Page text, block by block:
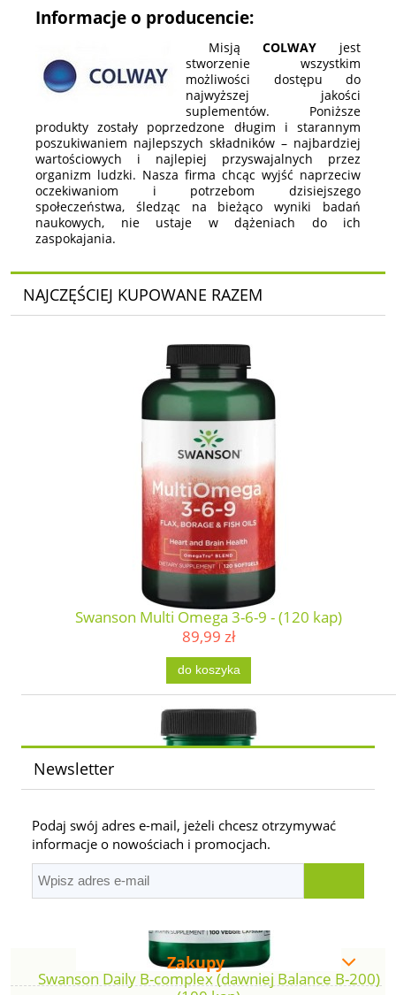
Informacje o producencie:
Misją COLWAY jest
stworzenie wszystkim
możliwości dostępu do
najwyższej jakości
suplementów. Poniższe
produkty zostały poprzedzone długim i starannym
poszukiwaniem najlepszych składników – najbardziej
wartościowych i najlepiej przyswajalnych przez
organizm ludzki. Nasza firma chcąc wyjść naprzeciw
oczekiwaniom i potrzebom dzisiejszego
społeczeństwa, śledząc na bieżąco wyniki badań
naukowych, nie ustaje w dążeniach do ich
zaspokajania.
NAJCZĘŚCIEJ KUPOWANE RAZEM
Swanson Multi Omega 3-6-9 - (120 kap)
89,99 zł
do koszyka
Swanson Daily B-complex (dawniej Balance B-200)
Newsletter
Podaj swój adres e-mail, jeżeli chcesz otrzymywać
informacje o nowościach i promocjach.
Zakupy